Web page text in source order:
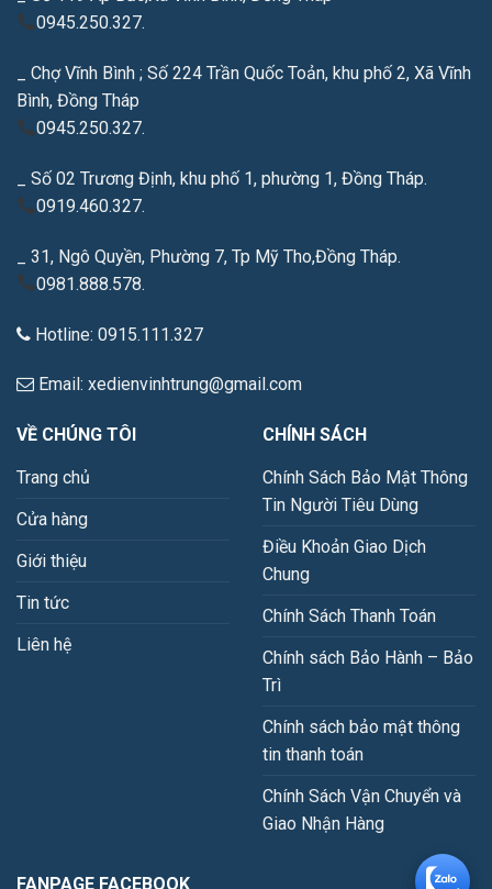
0945.250.327.
_ Chợ Vĩnh Bình ; Số 224 Trần Quốc Toản, khu phố 2, Xã Vĩnh
Bình, Đồng Tháp
0945.250.327.
_ Số 02 Trương Định, khu phố 1, phường 1, Đồng Tháp.
0919.460.327.
_ 31, Ngô Quyền, Phường 7, Tp Mỹ Tho,Đồng Tháp.
0981.888.578.
Hotline: 0915.111.327
Email: xedienvinhtrung@gmail.com
VỀ CHÚNG TÔI
Trang chủ
Cửa hàng
Giới thiệu
Tin tức
Liên hệ
CHÍNH SÁCH
Chính Sách Bảo Mật Thông
Tin Người Tiêu Dùng
Điều Khoản Giao Dịch
Chung
Chính Sách Thanh Toán
Chính sách Bảo Hành – Bảo
Trì
Chính sách bảo mật thông
tin thanh toán
Chính Sách Vận Chuyển và
Giao Nhận Hàng
FANPAGE FACEBOOK